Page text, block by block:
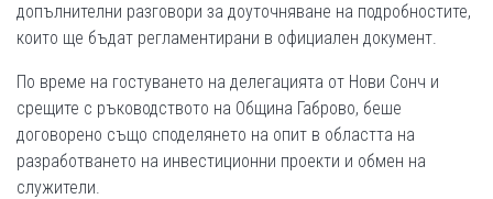
допълнителни разговори за доуточняване на подробностите,
които ще бъдат регламентирани в официален документ.
По време на гостуването на делегацията от Нови Сонч и
срещите с ръководството на Община Габрово, беше
договорено също споделянето на опит в областта на
разработването на инвестиционни проекти и обмен на
служители.